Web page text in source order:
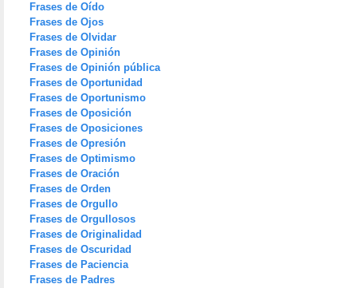
Frases de Oído
Frases de Ojos
Frases de Olvidar
Frases de Opinión
Frases de Opinión pública
Frases de Oportunidad
Frases de Oportunismo
Frases de Oposición
Frases de Oposiciones
Frases de Opresión
Frases de Optimismo
Frases de Oración
Frases de Orden
Frases de Orgullo
Frases de Orgullosos
Frases de Originalidad
Frases de Oscuridad
Frases de Paciencia
Frases de Padres